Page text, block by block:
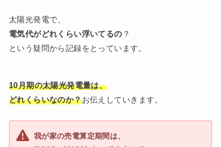
太陽光発電で、
電気代がどれくらい浮いてるの ？
という疑問から記録をとっています。
10月期の太陽光発電量は、
どれくらいなのか？お伝えしていきます。
我が家の売電算定期間は、